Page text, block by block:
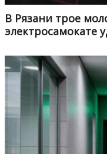
В Рязани трое
электросамокате